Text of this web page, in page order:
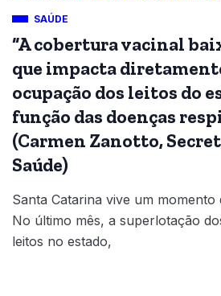
SAÚDE
“A cobertura vacinal
que impacta
ocupação dos leitos do
função das doenças
(Carmen Zanotto,
Saúde)
Santa Catarina vive um momento
No último mês, a superlotação
leitos no estado,